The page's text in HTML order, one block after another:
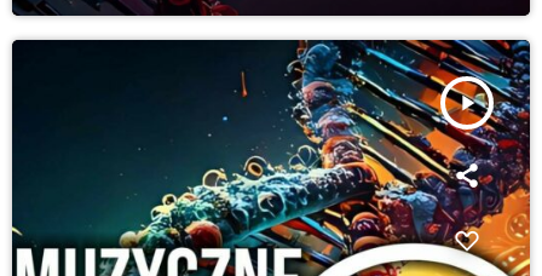
play_arrow